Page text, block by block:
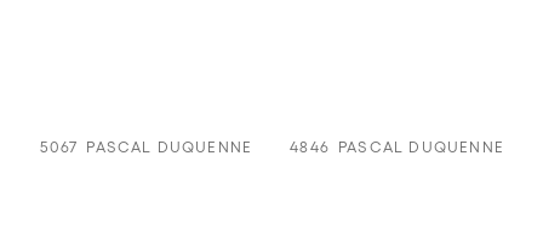
5067 PASCAL DUQUENNE 4846 PASCAL DUQUENNE